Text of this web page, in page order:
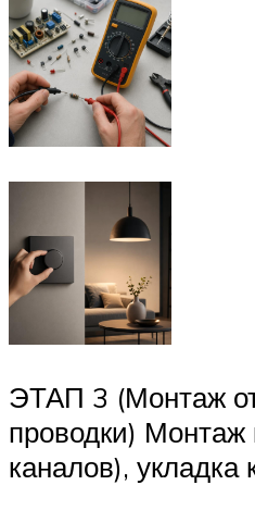
ЭТАП 3 (Монтаж
проводки) Монтаж
каналов), укладка